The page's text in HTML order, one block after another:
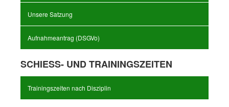
Unsere Satzung
Aufnahmeantrag (DSGVo)
SCHIESS- UND TRAININGSZEITEN
Trainingszeiten nach Disziplin